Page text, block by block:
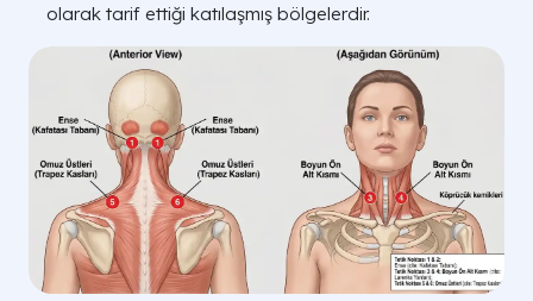
olarak tarif ettiği katılaşmış bölgelerdir.